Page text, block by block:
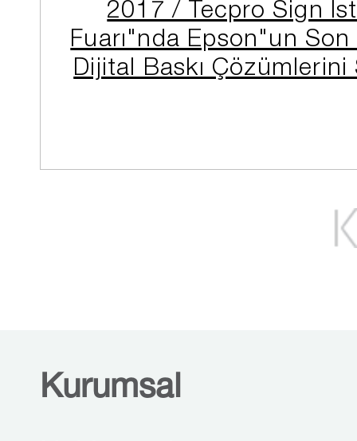
2017 / Tecpro Sign
Fuarı"nda Epson"un
Dijital Baskı Çözümlerini
Kurumsal